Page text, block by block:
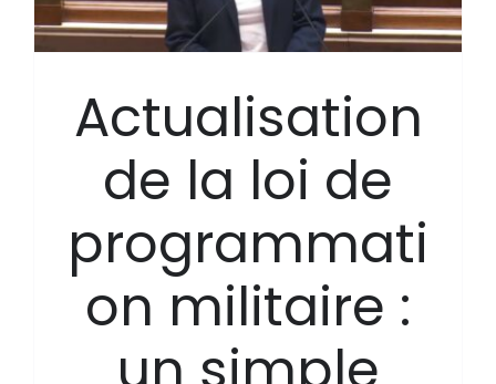
Actualisation
de la loi de
programmati
on militaire :